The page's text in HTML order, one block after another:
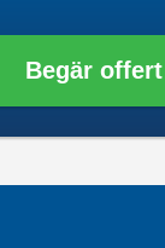
Begär offert